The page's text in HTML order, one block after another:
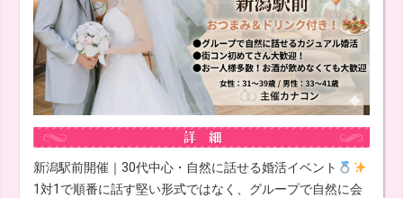
新潟駅前開催｜30代中心・自然に話せる婚活イベント
1対1で順番に話す堅い形式ではなく、グループで自然に会